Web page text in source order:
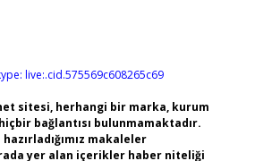
live:.cid.575569c608265c69
sitesi, herhangi bir marka, kurum
bağlantısı bulunmamaktadır.
makaleler
yer alan içerikler haber niteliği